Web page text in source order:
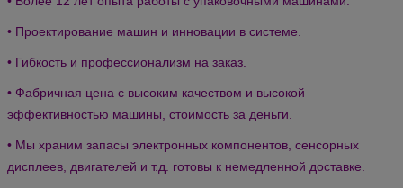
• Проектирование машин и инновации в системе.
• Гибкость и профессионализм на заказ.
• Фабричная цена с высоким качеством и высокой
эффективностью машины, стоимость за деньги.
• Мы храним запасы электронных компонентов, сенсорных
дисплеев, двигателей и т.д. готовы к немедленной доставке.